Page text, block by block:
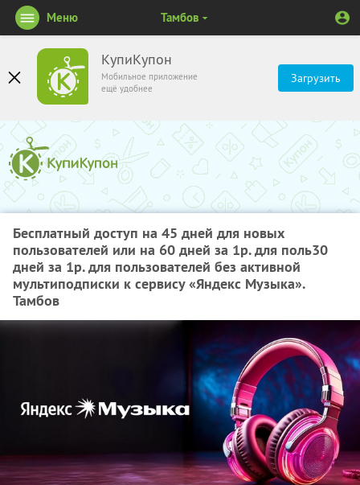
КупиКупон
Мобильное приложение
ещё удобнее
Загрузить
Меню Тамбов
Бесплатный доступ на 45 дней для новых
пользователей или на 60 дней за 1р. для поль30
дней за 1р. для пользователей без активной
мультиподписки к сервису «Яндекс Музыка».
Тамбов